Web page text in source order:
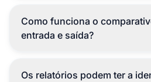
Como funciona o
entrada e saída?
Os relatórios podem ter a